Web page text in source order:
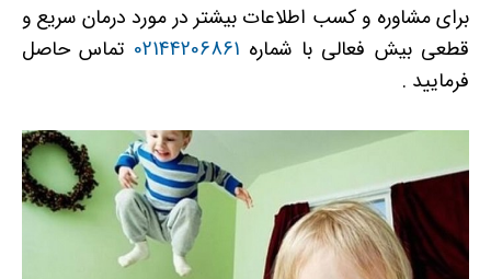
برای مشاوره و کسب اطلاعات بیشتر در مورد درمان سریع و
قطعی بیش فعالی با شماره 02144206861 تماس حاصل
فرمایید .